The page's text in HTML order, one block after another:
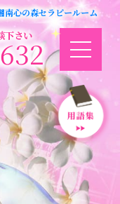
下さい
南心の森セラピールーム